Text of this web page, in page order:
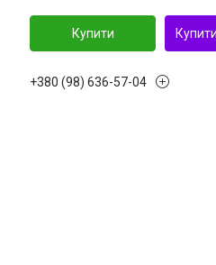
Купити
+380 (98) 636-57-04